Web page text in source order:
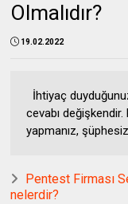
Olmalıdır?
19.02.2022
İhtiyaç
cevabı
yapmanız,
Pentest Firması
nelerdir?